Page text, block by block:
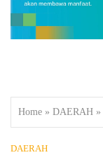
Home » DAERAH »
DAERAH